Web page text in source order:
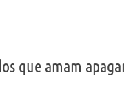
que amam